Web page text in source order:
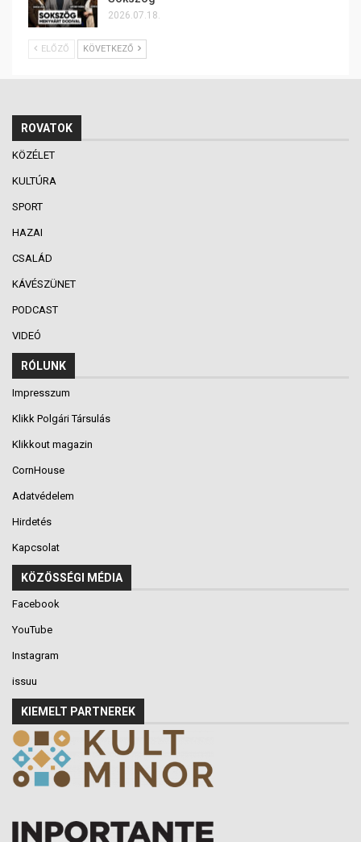
2026.07.18.
ELŐZŐ KÖVETKEZŐ
ROVATOK
KÖZÉLET
KULTÚRA
SPORT
HAZAI
CSALÁD
KÁVÉSZÜNET
PODCAST
VIDEÓ
RÓLUNK
Impresszum
Klikk Polgári Társulás
Klikkout magazin
CornHouse
Adatvédelem
Hirdetés
Kapcsolat
KÖZÖSSÉGI MÉDIA
Facebook
YouTube
Instagram
issuu
KIEMELT PARTNEREK